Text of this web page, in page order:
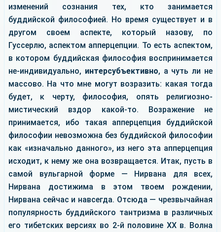
изменений сознания тех, кто занимается
буддийской философией. Но время существует и в
другом своем аспекте, который назову, по
Гуссерлю, аспектом апперцепции. То есть аспектом,
в котором буддийская философия воспринимается
не-индивидуально, интерсубъективно, а чуть ли не
массово. На что мне могут возразить: какая тогда
будет, к черту, философия, опять религиозно-
мистический вздор какой-то. Возражение не
принимается, ибо такая апперцепция буддийской
философии невозможна без буддийской философии
как «изначально данного», из него эта апперцепция
исходит, к нему же она возвращается. Итак, пусть в
самой вульгарной форме — Нирвана для всех,
Нирвана достижима в этом твоем рождении,
Нирвана сейчас и навсегда. Отсюда — чрезвычайная
популярность буддийского тантризма в различных
его тибетских версиях во 2-й половине ХХ в. Волна